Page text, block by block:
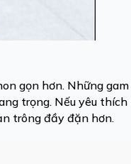
gọn hơn. Những
trọng. Nếu yêu
trông đầy đặn hơn.